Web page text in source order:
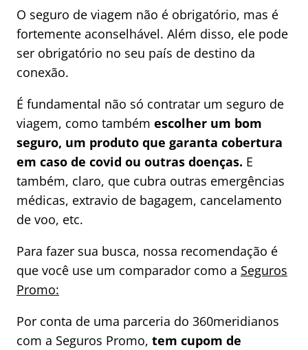
O seguro de viagem não é obrigatório, mas é
fortemente aconselhável. Além disso, ele pode
ser obrigatório no seu país de destino da
conexão.
É fundamental não só contratar um seguro de
viagem, como também escolher um bom
seguro, um produto que garanta cobertura
em caso de covid ou outras doenças. E
também, claro, que cubra outras emergências
médicas, extravio de bagagem, cancelamento
de voo, etc.
Para fazer sua busca, nossa recomendação é
que você use um comparador como a Seguros
Promo:
Por conta de uma parceria do 360meridianos
com a Seguros Promo, tem cupom de